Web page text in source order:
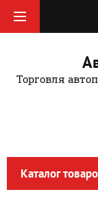
Торговля
Каталог